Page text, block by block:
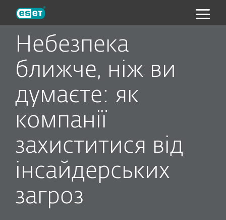
Небезпека
ближче, ніж ви
думаєте: як
компанії
захиститися від
інсайдерських
загроз
ESET